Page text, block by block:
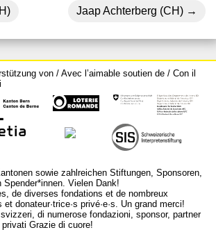
Jaap Achterberg (CH)
von / Avec l’aimable soutien de / Con il
sowie zahlreichen Stiftungen, Sponsoren,
Spender*innen. Vielen Dank!
de diverses fondations et de nombreux
donateur·trice·s privé·e·s. Un grand merci!
di numerose fondazioni, sponsor, partner
Grazie di cuore!